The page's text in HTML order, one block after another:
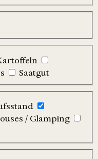
Saatgut
/ Glamping